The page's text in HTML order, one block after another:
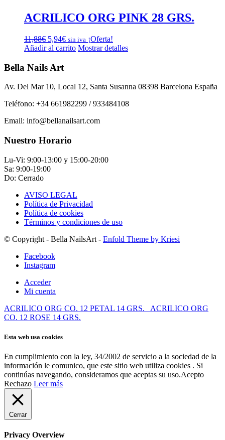
61,27€.30,63€.
ACRILICO ORG PINK 28 GRS.
11,88€ El
precio
era:
5,94€El
precio
sin iva ¡Oferta!
Añadir al carrito Mostrar detalles
Bella Nails Art
Av. Del Mar 10, Local 12, Santa Susanna 08398 Barcelona España
Teléfono: +34 661982299 / 933484108
Email: info@bellanailsart.com
Nuestro Horario
Lu-Vi: 9:00-13:00 y 15:00-20:00
Sa: 9:00-19:00
Do: Cerrado
AVISO LEGAL
Política de Privacidad
Política de cookies
Términos y condiciones de uso
© Copyright - Bella NailsArt - Enfold Theme by Kriesi
Facebook
Instagram
Acceder
Mi cuenta
ACRILICO ORG CO. 12 PETAL 14 GRS.
ACRILICO ORG
CO. 12 ROSE 14 GRS.
Esta web usa cookies
En cumplimiento con la ley, 34/2002 de servicio a la sociedad de la
información le comunico, que este sitio web utiliza cookies . Si
continúas navegando, consideramos que aceptas su uso.Acepto
Rechazo Leer más
Cerrar
Privacy Overview